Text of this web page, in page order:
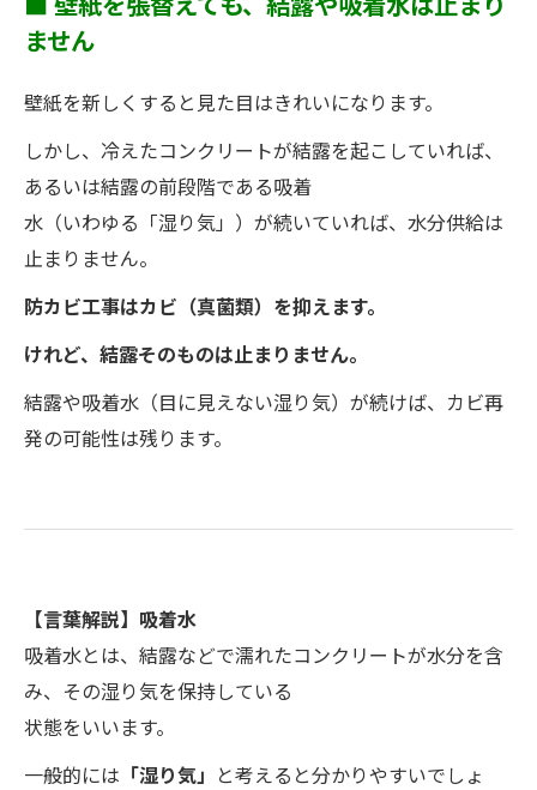
ません
壁紙を新しくすると見た目はきれいになります。
しかし、冷えたコンクリートが結露を起こしていれば、
あるいは結露の前段階である吸着
水（いわゆる「湿り気」）が続いていれば、水分供給は
止まりません。
防カビ工事はカビ（真菌類）を抑えます。
けれど、結露そのものは止まりません。
結露や吸着水（目に見えない湿り気）が続けば、カビ再
発の可能性は残ります。
【言葉解説】吸着水
吸着水とは、結露などで濡れたコンクリートが水分を含
み、その湿り気を保持している
状態をいいます。
一般的には 「湿り気」 と考えると分かりやすいでしょ